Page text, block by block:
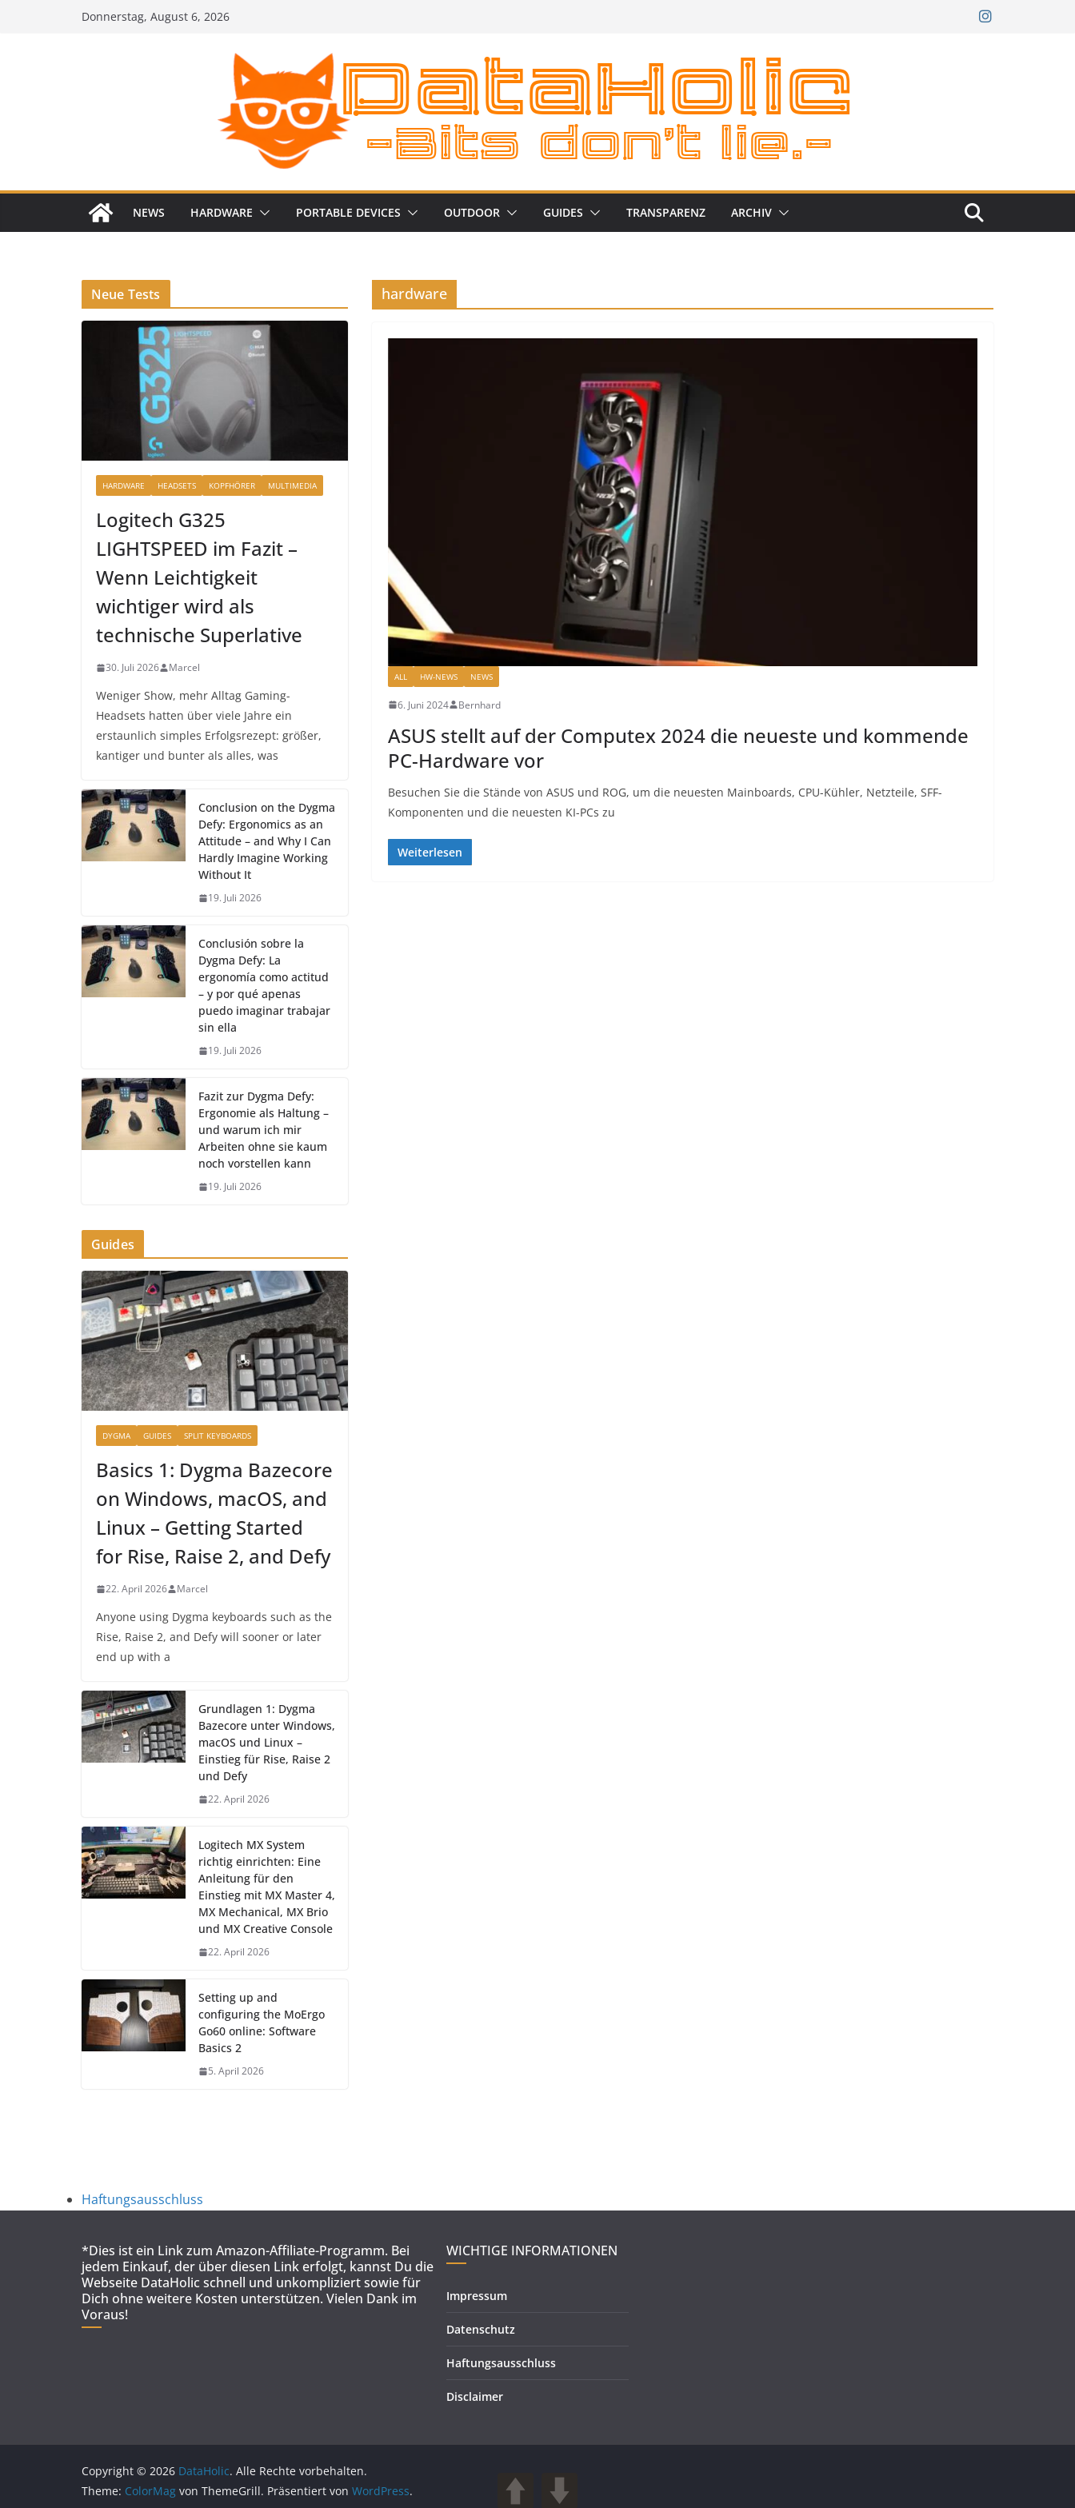
Donnerstag, August 6, 2026
NEWS HARDWARE PORTABLE DEVICES OUTDOOR GUIDES TRANSPARENZ ARCHIV
hardware
ALL HW-NEWS NEWS
6. Juni 2024 Bernhard
ASUS stellt auf der Computex 2024 die neueste und kommende
PC-Hardware vor
Besuchen Sie die Stände von ASUS und ROG, um die neuesten Mainboards, CPU-Kühler, Netzteile, SFF-
Komponenten und die neuesten KI-PCs zu
Weiterlesen
Neue Tests
HARDWARE HEADSETS KOPFHÖRER MULTIMEDIA
Logitech G325
LIGHTSPEED im Fazit –
Wenn Leichtigkeit
wichtiger wird als
technische Superlative
30. Juli 2026 Marcel
Weniger Show, mehr Alltag Gaming-
Headsets hatten über viele Jahre ein
erstaunlich simples Erfolgsrezept: größer,
kantiger und bunter als alles, was
Conclusion on the Dygma
Defy: Ergonomics as an
Attitude – and Why I Can
Hardly Imagine Working
Without It
19. Juli 2026
Conclusión sobre la
Dygma Defy: La
ergonomía como actitud
– y por qué apenas
puedo imaginar trabajar
sin ella
19. Juli 2026
Fazit zur Dygma Defy:
Ergonomie als Haltung –
und warum ich mir
Arbeiten ohne sie kaum
noch vorstellen kann
19. Juli 2026
Guides
DYGMA GUIDES SPLIT KEYBOARDS
Basics 1: Dygma Bazecore
on Windows, macOS, and
Linux – Getting Started
for Rise, Raise 2, and Defy
22. April 2026 Marcel
Anyone using Dygma keyboards such as the
Rise, Raise 2, and Defy will sooner or later
end up with a
Grundlagen 1: Dygma
Bazecore unter Windows,
macOS und Linux –
Einstieg für Rise, Raise 2
und Defy
22. April 2026
Logitech MX System
richtig einrichten: Eine
Anleitung für den
Einstieg mit MX Master 4,
MX Mechanical, MX Brio
und MX Creative Console
22. April 2026
Setting up and
configuring the MoErgo
Go60 online: Software
Basics 2
5. April 2026
Haftungsausschluss
*Dies ist ein Link zum Amazon-Affiliate-Programm. Bei
jedem Einkauf, der über diesen Link erfolgt, kannst Du die
Webseite DataHolic schnell und unkompliziert sowie für
Dich ohne weitere Kosten unterstützen. Vielen Dank im
Voraus!
WICHTIGE INFORMATIONEN
Impressum
Datenschutz
Haftungsausschluss
Disclaimer
Copyright © 2026 DataHolic. Alle Rechte vorbehalten.
Theme: ColorMag von ThemeGrill. Präsentiert von WordPress.